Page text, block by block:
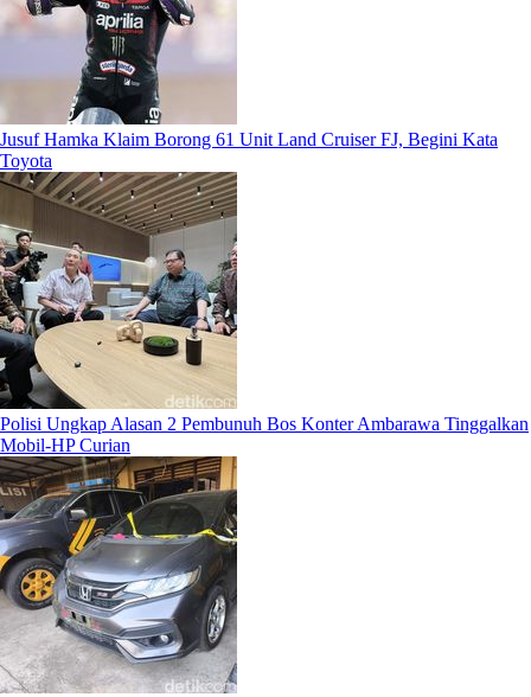
Jusuf Hamka Klaim Borong 61 Unit Land Cruiser FJ, Begini Kata
Toyota
Polisi Ungkap Alasan 2 Pembunuh Bos Konter Ambarawa Tinggalkan
Mobil-HP Curian